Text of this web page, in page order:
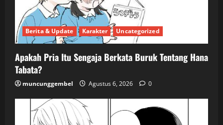
Berita & Update Karakter Uncategorized
Apakah Pria Itu Sengaja Berkata Buruk Tentang Hana
Tabata?
muncunggembel Agustus 6, 2026 0